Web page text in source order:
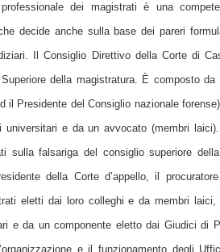
dei magistrati è una
decide anche sulla base dei pareri
Il Consiglio Direttivo della Corte di
della magistratura. È composto
il Presidente del Consiglio nazionale
universitari e da un avvocato (membri laici).
sulla falsariga del consiglio superiore
della Corte d’appello, il
eletti dai loro colleghi e da membri
e da un componente eletto dai Giudici di
e il funzionamento degli